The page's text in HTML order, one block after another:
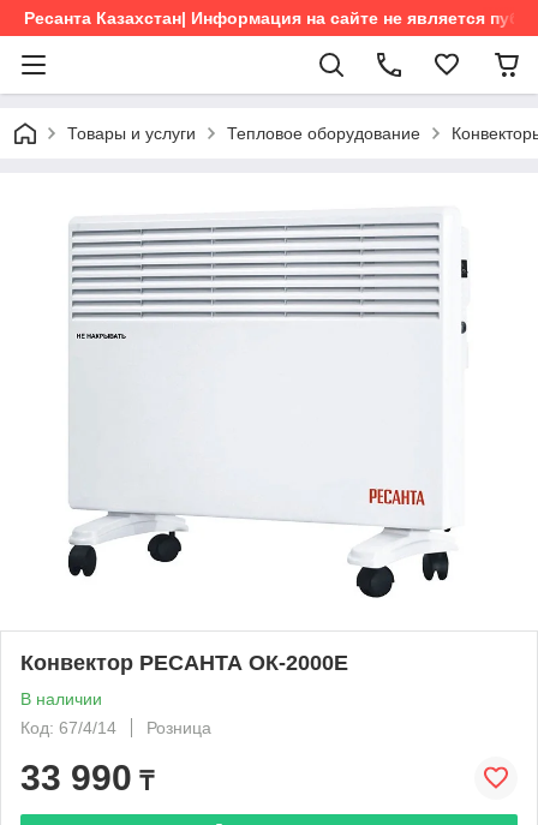
Ресанта Казахстан| Информация на сайте не является
Товары и услуги Тепловое оборудование
Конвектор РЕСАНТА ОК-2000Е
В наличии
Код: 67/4/14
Розница
33 990 ₸